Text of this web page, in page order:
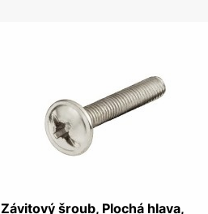
Závitový šroub, Plochá hlava,